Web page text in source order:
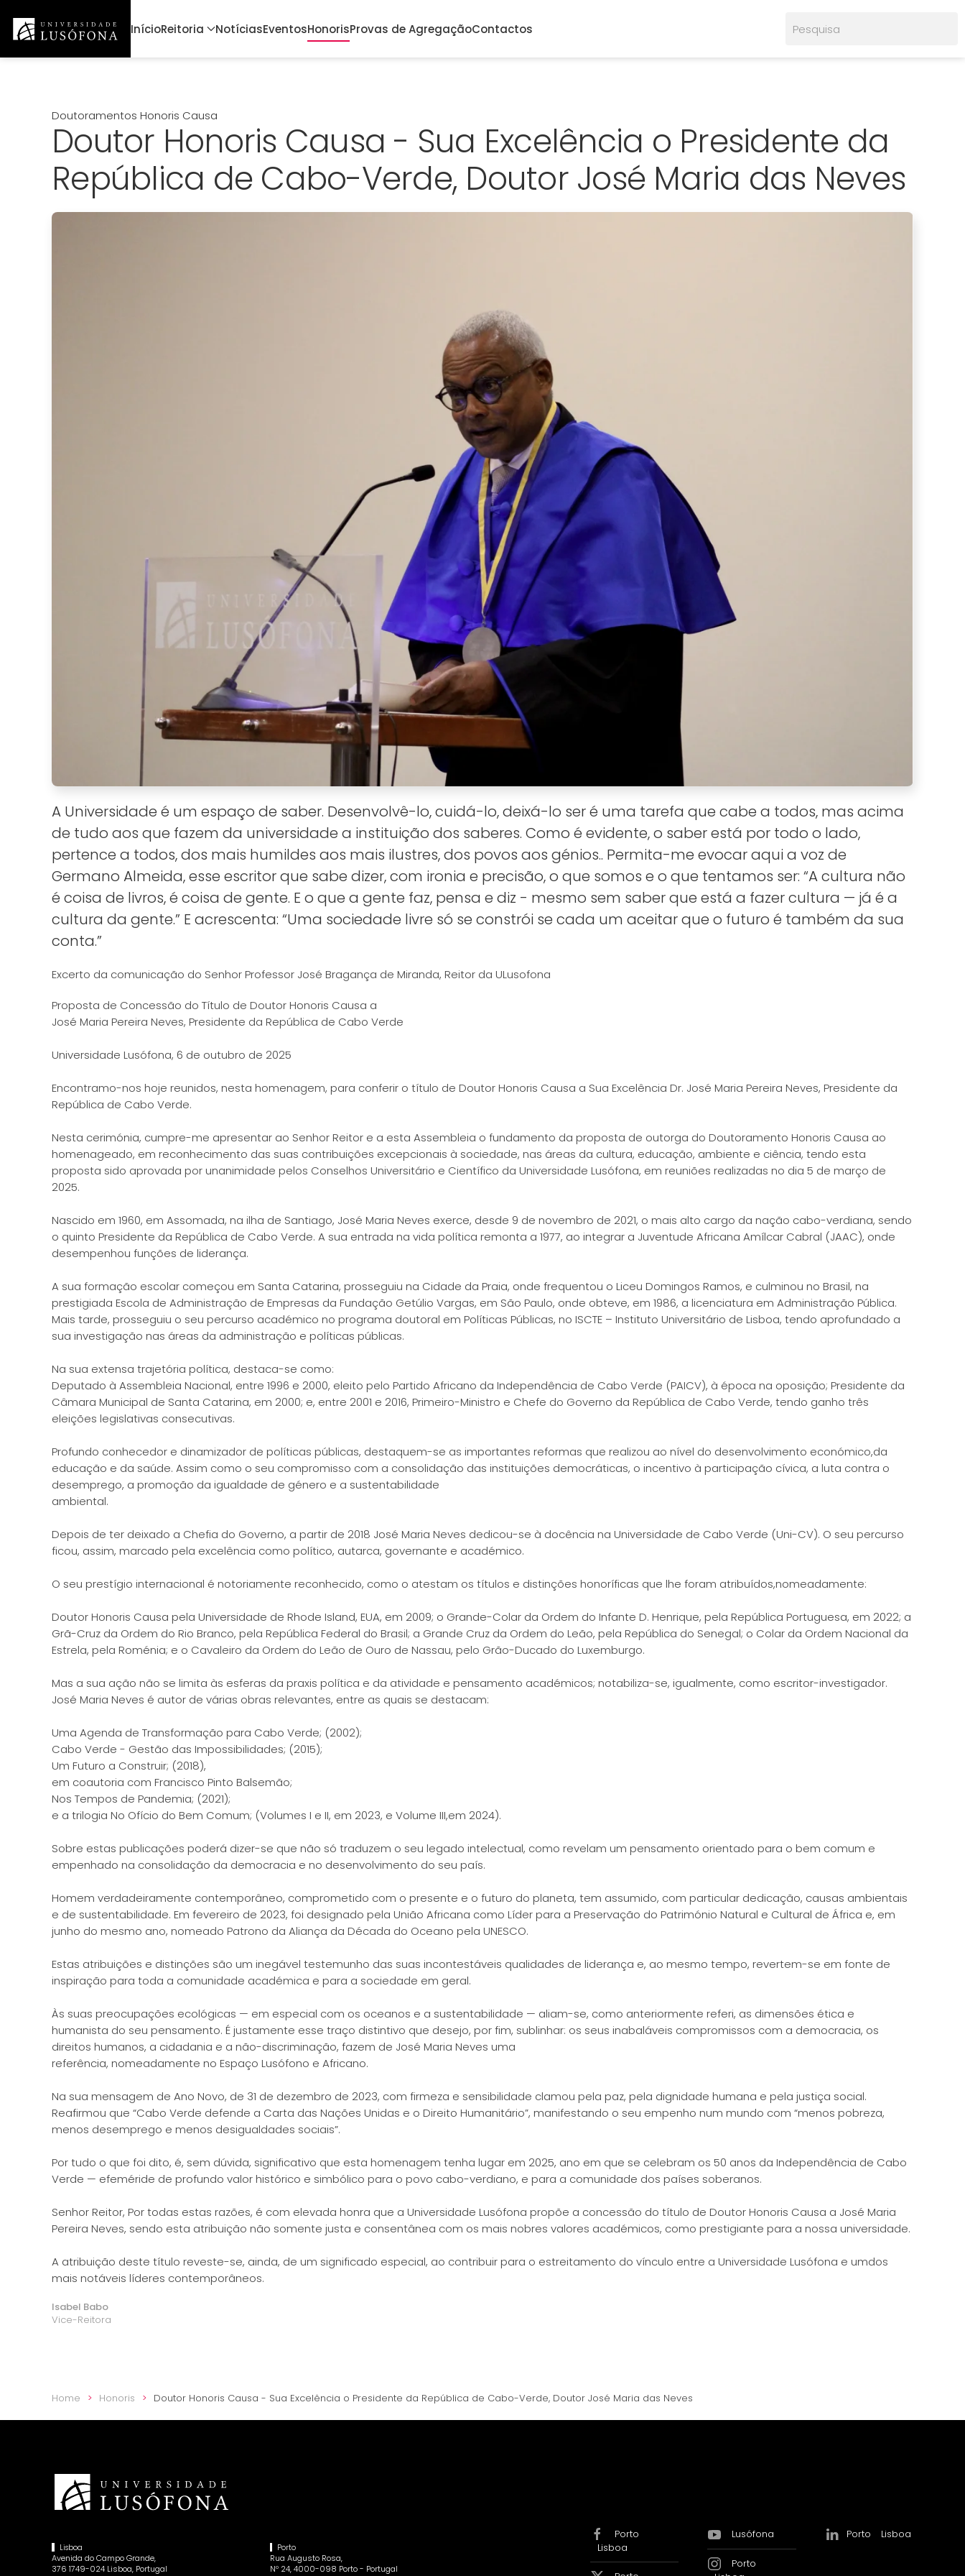
Saltar para o conteúdo principal
InícioReitoria NotíciasEventosHonorisProvas de AgregaçãoContactos
Doutoramentos Honoris Causa
Doutor Honoris Causa - Sua Excelência o Presidente da
República de Cabo-Verde, Doutor José Maria das Neves
A Universidade é um espaço de saber. Desenvolvê-lo, cuidá-lo, deixá-lo ser é uma tarefa que cabe a todos, mas acima
de tudo aos que fazem da universidade a instituição dos saberes. Como é evidente, o saber está por todo o lado,
pertence a todos, dos mais humildes aos mais ilustres, dos povos aos génios.. Permita-me evocar aqui a voz de
Germano Almeida, esse escritor que sabe dizer, com ironia e precisão, o que somos e o que tentamos ser: “A cultura não
é coisa de livros, é coisa de gente. E o que a gente faz, pensa e diz - mesmo sem saber que está a fazer cultura — já é a
cultura da gente.” E acrescenta: “Uma sociedade livre só se constrói se cada um aceitar que o futuro é também da sua
conta.”
Excerto da comunicação do Senhor Professor José Bragança de Miranda, Reitor da ULusofona
Proposta de Concessão do Título de Doutor Honoris Causa a
José Maria Pereira Neves, Presidente da República de Cabo Verde
Universidade Lusófona, 6 de outubro de 2025
Encontramo-nos hoje reunidos, nesta homenagem, para conferir o título de Doutor Honoris Causa a Sua Excelência Dr. José Maria Pereira Neves, Presidente da
República de Cabo Verde.
Nesta cerimónia, cumpre-me apresentar ao Senhor Reitor e a esta Assembleia o fundamento da proposta de outorga do Doutoramento Honoris Causa ao
homenageado, em reconhecimento das suas contribuições excepcionais à sociedade, nas áreas da cultura, educação, ambiente e ciência, tendo esta
proposta sido aprovada por unanimidade pelos Conselhos Universitário e Científico da Universidade Lusófona, em reuniões realizadas no dia 5 de março de
2025.
Nascido em 1960, em Assomada, na ilha de Santiago, José Maria Neves exerce, desde 9 de novembro de 2021, o mais alto cargo da nação cabo-verdiana, sendo
o quinto Presidente da República de Cabo Verde. A sua entrada na vida política remonta a 1977, ao integrar a Juventude Africana Amílcar Cabral (JAAC), onde
desempenhou funções de liderança.
A sua formação escolar começou em Santa Catarina, prosseguiu na Cidade da Praia, onde frequentou o Liceu Domingos Ramos, e culminou no Brasil, na
prestigiada Escola de Administração de Empresas da Fundação Getúlio Vargas, em São Paulo, onde obteve, em 1986, a licenciatura em Administração Pública.
Mais tarde, prosseguiu o seu percurso académico no programa doutoral em Políticas Públicas, no ISCTE – Instituto Universitário de Lisboa, tendo aprofundado a
sua investigação nas áreas da administração e políticas públicas.
Na sua extensa trajetória política, destaca-se como:
Deputado à Assembleia Nacional, entre 1996 e 2000, eleito pelo Partido Africano da Independência de Cabo Verde (PAICV), à época na oposição; Presidente da
Câmara Municipal de Santa Catarina, em 2000; e, entre 2001 e 2016, Primeiro-Ministro e Chefe do Governo da República de Cabo Verde, tendo ganho três
eleições legislativas consecutivas.
Profundo conhecedor e dinamizador de políticas públicas, destaquem-se as importantes reformas que realizou ao nível do desenvolvimento económico,da
educação e da saúde. Assim como o seu compromisso com a consolidação das instituições democráticas, o incentivo à participação cívica, a luta contra o
desemprego, a promoção da igualdade de género e a sustentabilidade
ambiental.
Depois de ter deixado a Chefia do Governo, a partir de 2018 José Maria Neves dedicou-se à docência na Universidade de Cabo Verde (Uni-CV). O seu percurso
ficou, assim, marcado pela excelência como político, autarca, governante e académico.
O seu prestígio internacional é notoriamente reconhecido, como o atestam os títulos e distinções honoríficas que lhe foram atribuídos,nomeadamente:
Doutor Honoris Causa pela Universidade de Rhode Island, EUA, em 2009; o Grande-Colar da Ordem do Infante D. Henrique, pela República Portuguesa, em 2022; a
Grã-Cruz da Ordem do Rio Branco, pela República Federal do Brasil; a Grande Cruz da Ordem do Leão, pela República do Senegal; o Colar da Ordem Nacional da
Estrela, pela Roménia; e o Cavaleiro da Ordem do Leão de Ouro de Nassau, pelo Grão-Ducado do Luxemburgo.
Mas a sua ação não se limita às esferas da praxis política e da atividade e pensamento académicos; notabiliza-se, igualmente, como escritor-investigador.
José Maria Neves é autor de várias obras relevantes, entre as quais se destacam:
Uma Agenda de Transformação para Cabo Verde; (2002);
Cabo Verde - Gestão das Impossibilidades; (2015);
Um Futuro a Construir; (2018),
em coautoria com Francisco Pinto Balsemão;
Nos Tempos de Pandemia; (2021);
e a trilogia No Ofício do Bem Comum; (Volumes I e II, em 2023, e Volume III,em 2024).
Sobre estas publicações poderá dizer-se que não só traduzem o seu legado intelectual, como revelam um pensamento orientado para o bem comum e
empenhado na consolidação da democracia e no desenvolvimento do seu país.
Homem verdadeiramente contemporâneo, comprometido com o presente e o futuro do planeta, tem assumido, com particular dedicação, causas ambientais
e de sustentabilidade. Em fevereiro de 2023, foi designado pela União Africana como Líder para a Preservação do Património Natural e Cultural de África e, em
junho do mesmo ano, nomeado Patrono da Aliança da Década do Oceano pela UNESCO.
Estas atribuições e distinções são um inegável testemunho das suas incontestáveis qualidades de liderança e, ao mesmo tempo, revertem-se em fonte de
inspiração para toda a comunidade académica e para a sociedade em geral.
Às suas preocupações ecológicas — em especial com os oceanos e a sustentabilidade — aliam-se, como anteriormente referi, as dimensões ética e
humanista do seu pensamento. É justamente esse traço distintivo que desejo, por fim, sublinhar: os seus inabaláveis compromissos com a democracia, os
direitos humanos, a cidadania e a não-discriminação, fazem de José Maria Neves uma
referência, nomeadamente no Espaço Lusófono e Africano.
Na sua mensagem de Ano Novo, de 31 de dezembro de 2023, com firmeza e sensibilidade clamou pela paz, pela dignidade humana e pela justiça social.
Reafirmou que “Cabo Verde defende a Carta das Nações Unidas e o Direito Humanitário”, manifestando o seu empenho num mundo com “menos pobreza,
menos desemprego e menos desigualdades sociais”.
Por tudo o que foi dito, é, sem dúvida, significativo que esta homenagem tenha lugar em 2025, ano em que se celebram os 50 anos da Independência de Cabo
Verde — efeméride de profundo valor histórico e simbólico para o povo cabo-verdiano, e para a comunidade dos países soberanos.
Senhor Reitor, Por todas estas razões, é com elevada honra que a Universidade Lusófona propõe a concessão do título de Doutor Honoris Causa a José Maria
Pereira Neves, sendo esta atribuição não somente justa e consentânea com os mais nobres valores académicos, como prestigiante para a nossa universidade.
A atribuição deste título reveste-se, ainda, de um significado especial, ao contribuir para o estreitamento do vínculo entre a Universidade Lusófona e umdos
mais notáveis líderes contemporâneos.
Isabel Babo
Vice-Reitora
Home Honoris Doutor Honoris Causa - Sua Excelência o Presidente da República de Cabo-Verde, Doutor José Maria das Neves
Lisboa
Avenida do Campo Grande,
376 1749-024 Lisboa, Portugal
Porto
Rua Augusto Rosa,
Nº 24, 4000-098 Porto - Portugal
Porto
Lisboa
Lusófona
Porto
Porto Lisboa